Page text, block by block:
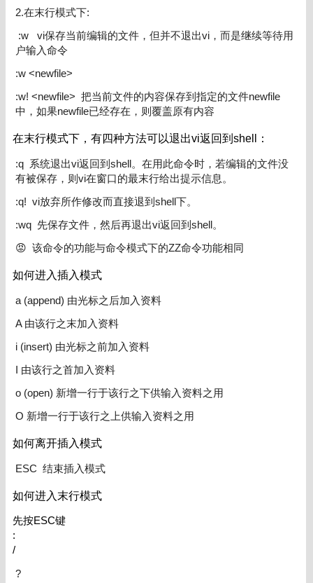
2.在末行模式下:
:w vi保存当前编辑的文件，但并不退出vi，而是继续等待用
户输入命令
:w <newfile>
:w! <newfile> 把当前文件的内容保存到指定的文件newfile
中，如果newfile已经存在，则覆盖原有内容
在末行模式下，有四种方法可以退出vi返回到shell：
:q 系统退出vi返回到shell。在用此命令时，若编辑的文件没
有被保存，则vi在窗口的最末行给出提示信息。
:q! vi放弃所作修改而直接退到shell下。
:wq 先保存文件，然后再退出vi返回到shell。
😡 该命令的功能与命令模式下的ZZ命令功能相同
如何进入插入模式
a (append) 由光标之后加入资料
A 由该行之末加入资料
i (insert) 由光标之前加入资料
I 由该行之首加入资料
o (open) 新增一行于该行之下供输入资料之用
O 新增一行于该行之上供输入资料之用
如何离开插入模式
ESC 结束插入模式
如何进入末行模式
先按ESC键
:
/
?